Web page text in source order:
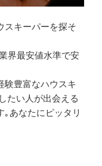
スキーパーを探そ
界最安値水準で安
験豊富なハウスキ
たい人が出会える
あなたにピッタリ